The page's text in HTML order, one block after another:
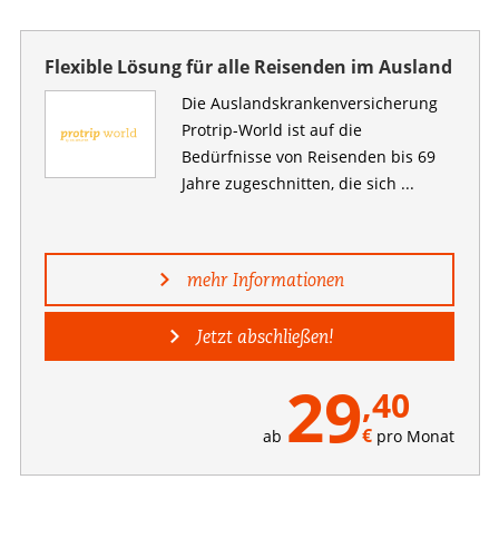
Flexible Lösung für alle Reisenden im Ausland
Die Auslandskranken­versicherung
Protrip-World ist auf die
Bedürfnisse von Reisenden bis 69
Jahre zugeschnitten, die sich ...
ab 29,40
€pro Monat
mehr Informationen
Jetzt abschließen!